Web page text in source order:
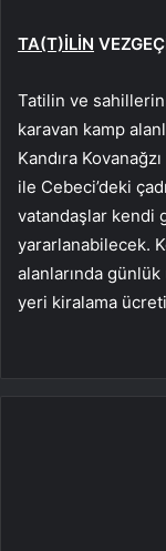
TA(T)İLİN
Tatilin ve sahillerin
karavan kamp
Kandıra
ile Cebeci’deki
vatandaşlar kendi
yararlanabilecek.
alanlarında
yeri kiralama